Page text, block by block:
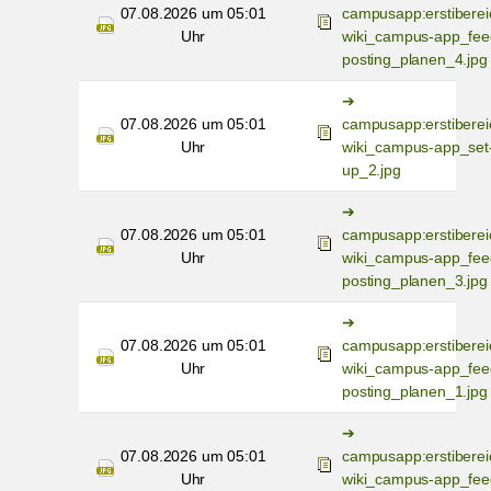
07.08.2026 um 05:01
Uhr
wiki_campus-
posting_planen_4.jpg
07.08.2026 um 05:01
Uhr
wiki_campus-
up_2.jpg
07.08.2026 um 05:01
Uhr
wiki_campus-
posting_planen_3.jpg
07.08.2026 um 05:01
Uhr
wiki_campus-
posting_planen_1.jpg
07.08.2026 um 05:01
Uhr
wiki_campus-